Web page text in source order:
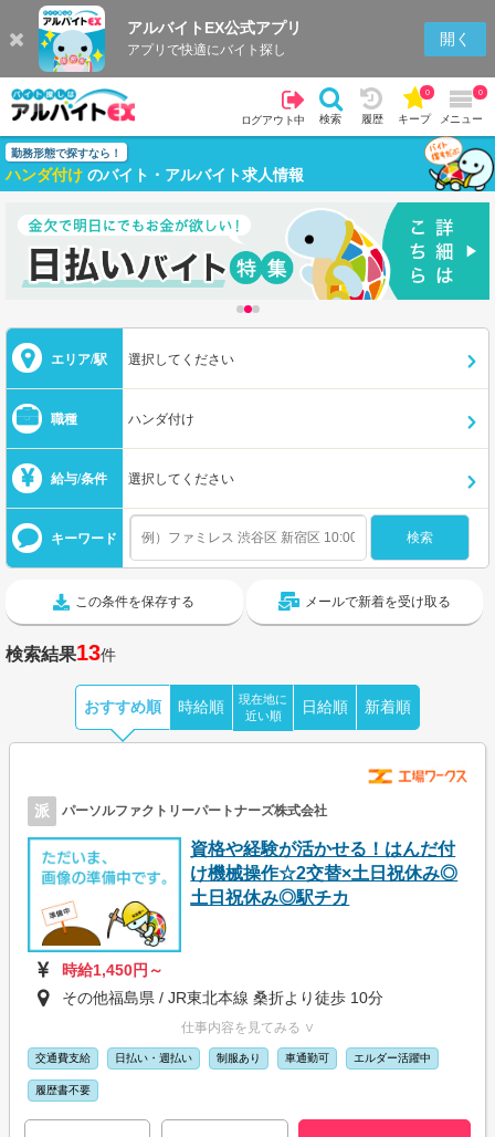
アルバイトEX公式アプリ
アプリで快適にバイト探し
開く
ログアウト中 検索 履歴 キープ
0
メニュー
0
勤務形態で探すなら！
ハンダ付け のバイト・アルバイト求人情報
エリア/駅 選択してください
職種 ハンダ付け
給与/条件 選択してください
キーワード
この条件を保存する メールで新着を受け取る
検索結果13件
おすすめ順 時給順
現在地に
近い順
日給順 新着順
派 パーソルファクトリーパートナーズ株式会社
資格や経験が活かせる！はんだ付
け機械操作☆2交替×土日祝休み◎
土日祝休み◎駅チカ
時給1,450円～
その他福島県 / JR東北本線 桑折より徒歩 10分
仕事内容を見てみる ∨
交通費支給 日払い・週払い 制服あり 車通勤可 エルダー活躍中
履歴書不要